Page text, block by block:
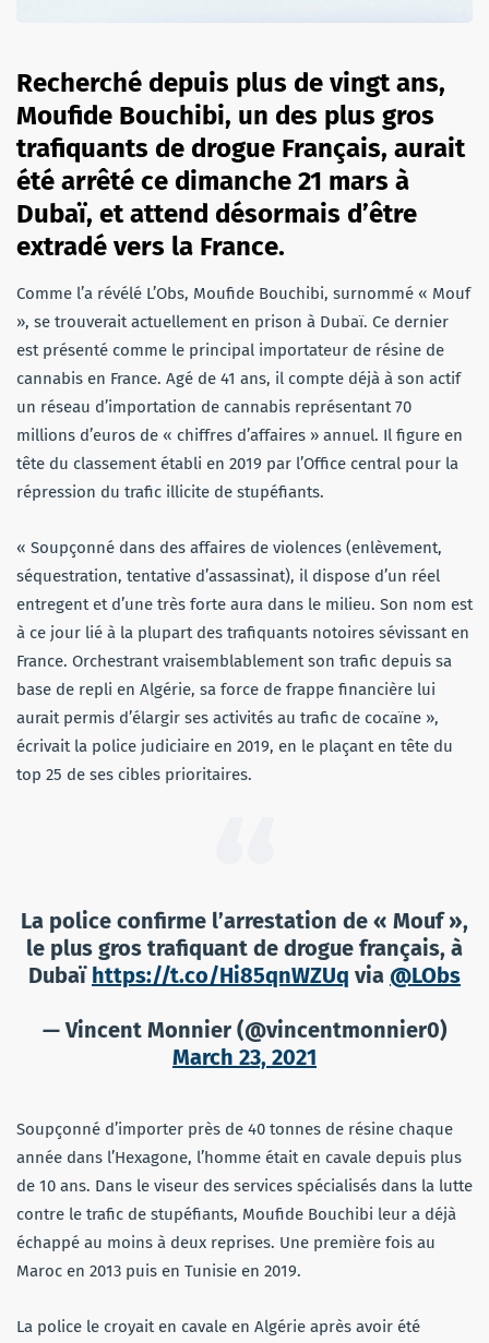
Recherché depuis plus de vingt ans,
Moufide Bouchibi, un des plus gros
trafiquants de drogue Français, aurait
été arrêté ce dimanche 21 mars à
Dubaï, et attend désormais d’être
extradé vers la France.
Comme l’a révélé L’Obs, Moufide Bouchibi, surnommé « Mouf
», se trouverait actuellement en prison à Dubaï. Ce dernier
est présenté comme le principal importateur de résine de
cannabis en France. Agé de 41 ans, il compte déjà à son actif
un réseau d’importation de cannabis représentant 70
millions d’euros de « chiffres d’affaires » annuel. Il figure en
tête du classement établi en 2019 par l’Office central pour la
répression du trafic illicite de stupéfiants.
« Soupçonné dans des affaires de violences (enlèvement,
séquestration, tentative d’assassinat), il dispose d’un réel
entregent et d’une très forte aura dans le milieu. Son nom est
à ce jour lié à la plupart des trafiquants notoires sévissant en
France. Orchestrant vraisemblablement son trafic depuis sa
base de repli en Algérie, sa force de frappe financière lui
aurait permis d’élargir ses activités au trafic de cocaïne »,
écrivait la police judiciaire en 2019, en le plaçant en tête du
top 25 de ses cibles prioritaires.
La police confirme l’arrestation de « Mouf »,
le plus gros trafiquant de drogue français, à
Dubaï https://t.co/Hi85qnWZUq via @LObs
— Vincent Monnier (@vincentmonnier0)
March 23, 2021
Soupçonné d’importer près de 40 tonnes de résine chaque
année dans l’Hexagone, l’homme était en cavale depuis plus
de 10 ans. Dans le viseur des services spécialisés dans la lutte
contre le trafic de stupéfiants, Moufide Bouchibi leur a déjà
échappé au moins à deux reprises. Une première fois au
Maroc en 2013 puis en Tunisie en 2019.
La police le croyait en cavale en Algérie après avoir été